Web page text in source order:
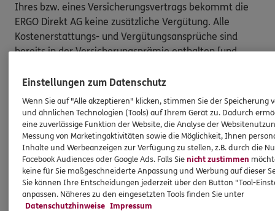
Ihres bzw. eines Versicherungsvertrags bekommt die
ERGO Direkt AG keine zusätzliche Vergütung. Alle
Kostenerstattungs- und Vergütungsansprüche sind
bereits in der Versicherungsprämie enthalten [und
HINWEIS
Wichtiges aus dem Vermittlerrecht
Ich bin verpflichtet, Ihnen Auskünfte zu meiner
Person zu geben. Sowohl Ihr Schutz als Verbraucher
Einstellungen zum Datenschutz
Wenn Sie auf "Alle akzeptieren" klicken, stimmen Sie der Speicherung
und ähnlichen Technologien (Tools) auf Ihrem Gerät zu. Dadurch
eine zuverlässige Funktion der Website, die Analyse der
Messung von Marketingaktivitäten sowie die Möglichkeit, Ihnen
Inhalte und Werbeanzeigen zur Verfügung zu stellen, z.B. durch die
Facebook Audiences oder Google Ads. Falls Sienicht zustimmen
keine für Sie maßgeschneiderte Anpassung und Werbung auf dieser
Sie können Ihre Entscheidungen jederzeit über den Button "Tool-
anpassen. Näheres zu den eingesetzten Tools finden Sie unter
Datenschutzhinweise Impressum